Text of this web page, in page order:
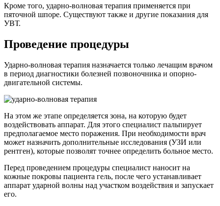
Кроме того, ударно-волновая терапия применяется при
пяточной шпоре. Существуют также и другие показания для
УВТ.
Проведение процедуры
Ударно-волновая терапия назначается только лечащим врачом
в период диагностики болезней позвоночника и опорно-
двигательной системы.
На этом же этапе определяется зона, на которую будет
воздействовать аппарат. Для этого специалист пальпирует
предполагаемое место поражения. При необходимости врач
может назначить дополнительные исследования (УЗИ или
рентген), которые позволят точнее определить больное место.
Перед проведением процедуры специалист наносит на
кожные покровы пациента гель, после чего устанавливает
аппарат ударной волны над участком воздействия и запускает
его.